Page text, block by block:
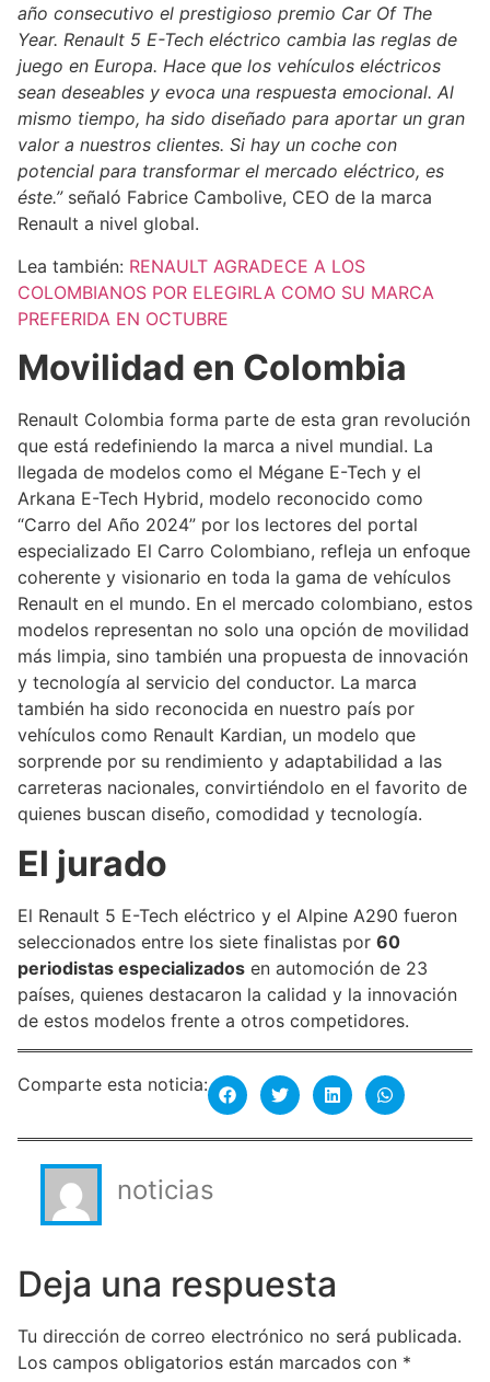
año consecutivo el prestigioso premio Car Of The
Year. Renault 5 E-Tech eléctrico cambia las reglas de
juego en Europa. Hace que los vehículos eléctricos
sean deseables y evoca una respuesta emocional. Al
mismo tiempo, ha sido diseñado para aportar un gran
valor a nuestros clientes. Si hay un coche con
potencial para transformar el mercado eléctrico, es
éste.” señaló Fabrice Cambolive, CEO de la marca
Renault a nivel global.
Lea también: RENAULT AGRADECE A LOS
COLOMBIANOS POR ELEGIRLA COMO SU MARCA
PREFERIDA EN OCTUBRE
Movilidad en Colombia
Renault Colombia forma parte de esta gran revolución
que está redefiniendo la marca a nivel mundial. La
llegada de modelos como el Mégane E-Tech y el
Arkana E-Tech Hybrid, modelo reconocido como
“Carro del Año 2024” por los lectores del portal
especializado El Carro Colombiano, refleja un enfoque
coherente y visionario en toda la gama de vehículos
Renault en el mundo. En el mercado colombiano, estos
modelos representan no solo una opción de movilidad
más limpia, sino también una propuesta de innovación
y tecnología al servicio del conductor. La marca
también ha sido reconocida en nuestro país por
vehículos como Renault Kardian, un modelo que
sorprende por su rendimiento y adaptabilidad a las
carreteras nacionales, convirtiéndolo en el favorito de
quienes buscan diseño, comodidad y tecnología.
El jurado
El Renault 5 E-Tech eléctrico y el Alpine A290 fueron
seleccionados entre los siete finalistas por 60
periodistas especializados en automoción de 23
países, quienes destacaron la calidad y la innovación
de estos modelos frente a otros competidores.
Comparte esta noticia:
noticias
Deja una respuesta
Tu dirección de correo electrónico no será publicada.
Los campos obligatorios están marcados con *